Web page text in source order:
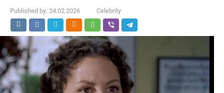
Published by: 24.02.2026 Celebrity